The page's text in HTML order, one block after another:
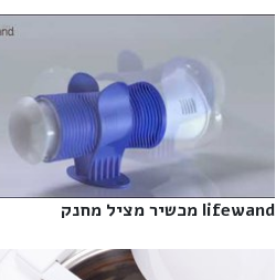
lifewand מכשיר מציל מחנק‎